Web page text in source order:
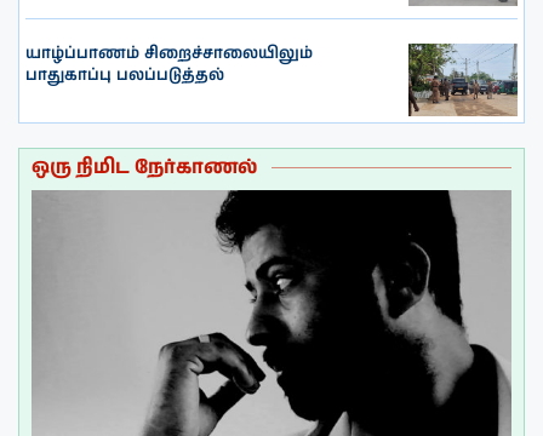
யாழ்ப்பாணம் சிறைச்சாலையிலும்
பாதுகாப்பு பலப்படுத்தல்
ஒரு நிமிட நேர்காணல்